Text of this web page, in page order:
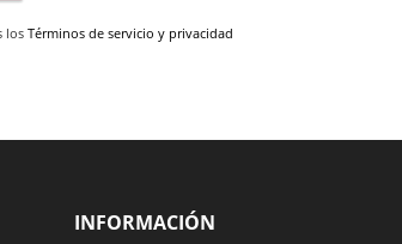
losTérminos de servicio y privacidad
INFORMACIÓN